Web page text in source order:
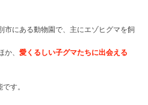
市にある動物園で、主にエゾヒグマを飼
、 愛くるしい子グマたちに出会える
す。